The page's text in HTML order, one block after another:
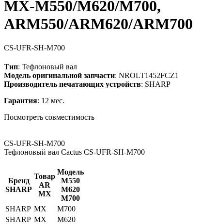
MX-M550/M620/M700,
ARM550/ARM620/ARM700
CS-UFR-SH-M700
Тип: Тефлоновый вал
Модель оригинальной запчасти: NROLT1452FCZ1
Производитель печатающих устройств: SHARP
Гарантия: 12 мес.
Посмотреть совместимость
CS-UFR-SH-M700
Тефлоновый вал Cactus CS-UFR-SH-M700
Бренд
SHARP
Товар
AR
MX
Модель
M550
M620
M700
SHARP MX
M700
SHARP MX
M620